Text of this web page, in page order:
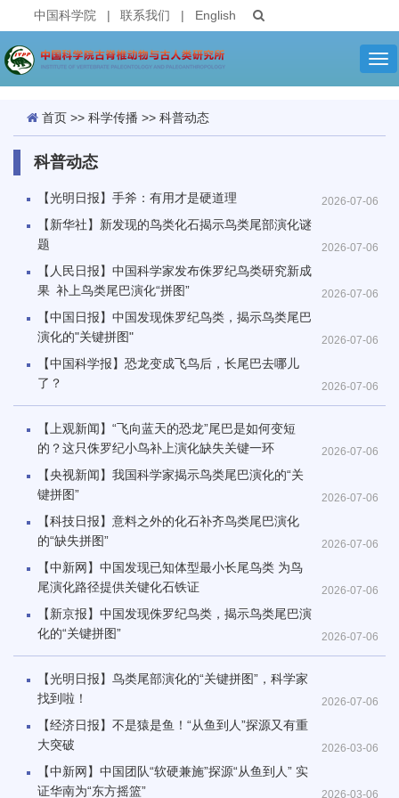
中国科学院 | 联系我们 | English
首页 >> 科学传播 >> 科普动态
科普动态
2026-07-06
【光明日报】手斧：有用才是硬道理
2026-07-06
【新华社】新发现的鸟类化石揭示鸟类尾部演化谜
题
2026-07-06
【人民日报】中国科学家发布侏罗纪鸟类研究新成
果 补上鸟类尾巴演化“拼图”
2026-07-06
【中国日报】中国发现侏罗纪鸟类，揭示鸟类尾巴
演化的"关键拼图"
2026-07-06
【中国科学报】恐龙变成飞鸟后，长尾巴去哪儿
了？
2026-07-06
【上观新闻】“飞向蓝天的恐龙”尾巴是如何变短
的？这只侏罗纪小鸟补上演化缺失关键一环
2026-07-06
【央视新闻】我国科学家揭示鸟类尾巴演化的“关
键拼图”
2026-07-06
【科技日报】意料之外的化石补齐鸟类尾巴演化
的“缺失拼图”
2026-07-06
【中新网】中国发现已知体型最小长尾鸟类 为鸟
尾演化路径提供关键化石铁证
2026-07-06
【新京报】中国发现侏罗纪鸟类，揭示鸟类尾巴演
化的“关键拼图”
2026-07-06
【光明日报】鸟类尾部演化的“关键拼图”，科学家
找到啦！
2026-03-06
【经济日报】不是猿是鱼！“从鱼到人”探源又有重
大突破
2026-03-06
【中新网】中国团队“软硬兼施”探源“从鱼到人” 实
证华南为“东方摇篮”